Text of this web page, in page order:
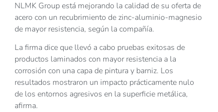
NLMK Group está mejorando la calidad de su oferta de
acero con un recubrimiento de zinc-aluminio-magnesio
de mayor resistencia, según la compañía.
La firma dice que llevó a cabo pruebas exitosas de
productos laminados con mayor resistencia a la
corrosión con una capa de pintura y barniz. Los
resultados mostraron un impacto prácticamente nulo
de los entornos agresivos en la superficie metálica,
afirma.